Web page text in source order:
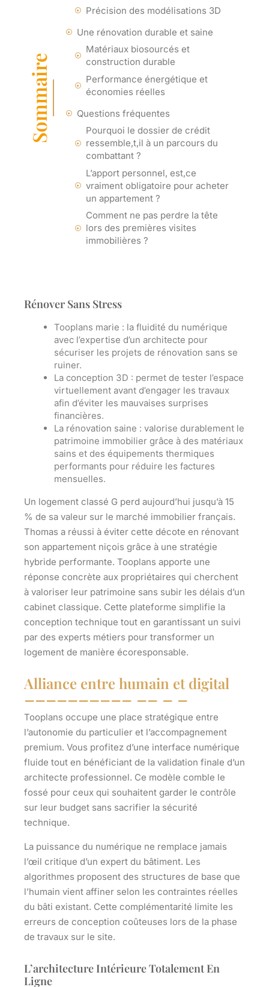
Sommaire
Précision des modélisations 3D
Une rénovation durable et saine
Matériaux biosourcés et
construction durable
Performance énergétique et
économies réelles
Questions fréquentes
Pourquoi le dossier de crédit
ressemble,t,il à un parcours du
combattant ?
L’apport personnel, est,ce
vraiment obligatoire pour acheter
un appartement ?
Comment ne pas perdre la tête
lors des premières visites
immobilières ?
Rénover Sans Stress
Tooplans marie : la fluidité du numérique
avec l’expertise d’un architecte pour
sécuriser les projets de rénovation sans se
ruiner.
La conception 3D : permet de tester l’espace
virtuellement avant d’engager les travaux
afin d’éviter les mauvaises surprises
financières.
La rénovation saine : valorise durablement le
patrimoine immobilier grâce à des matériaux
sains et des équipements thermiques
performants pour réduire les factures
mensuelles.
Un logement classé G perd aujourd’hui jusqu’à 15
% de sa valeur sur le marché immobilier français.
Thomas a réussi à éviter cette décote en rénovant
son appartement niçois grâce à une stratégie
hybride performante. Tooplans apporte une
réponse concrète aux propriétaires qui cherchent
à valoriser leur patrimoine sans subir les délais d’un
cabinet classique. Cette plateforme simplifie la
conception technique tout en garantissant un suivi
par des experts métiers pour transformer un
logement de manière écoresponsable.
Alliance entre humain et digital
Tooplans occupe une place stratégique entre
l’autonomie du particulier et l’accompagnement
premium. Vous profitez d’une interface numérique
fluide tout en bénéficiant de la validation finale d’un
architecte professionnel. Ce modèle comble le
fossé pour ceux qui souhaitent garder le contrôle
sur leur budget sans sacrifier la sécurité
technique.
La puissance du numérique ne remplace jamais
l’œil critique d’un expert du bâtiment. Les
algorithmes proposent des structures de base que
l’humain vient affiner selon les contraintes réelles
du bâti existant. Cette complémentarité limite les
erreurs de conception coûteuses lors de la phase
de travaux sur le site.
L’architecture Intérieure Totalement En
Ligne